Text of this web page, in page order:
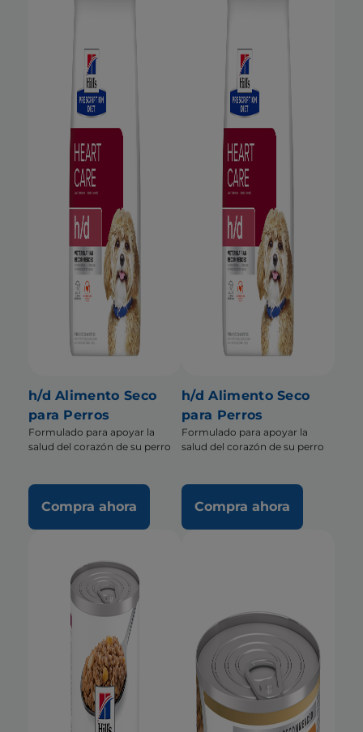
h/d Alimento Seco
para Perros
Formulado para apoyar la
salud del corazón de su perro
Compra ahora
h/d Alimento Seco
para Perros
Formulado para apoyar la
salud del corazón de su perro
Compra ahora